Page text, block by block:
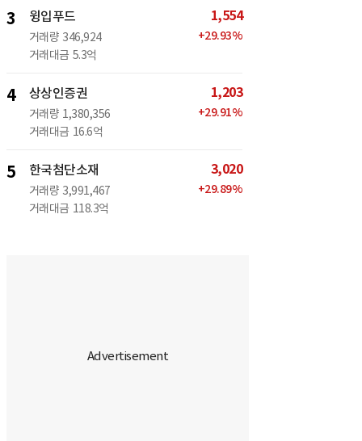
3 윙입푸드
거래량 346,924
거래대금 5.3억
1,554
+29.93%
4 상상인증권
거래량 1,380,356
거래대금 16.6억
1,203
+29.91%
5 한국첨단소재
거래량 3,991,467
거래대금 118.3억
3,020
+29.89%